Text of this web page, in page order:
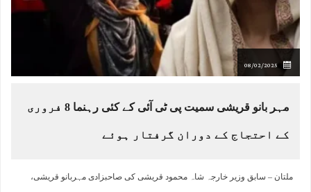
08/02/2025
مہر بانو قریشی سمیت پی ٹی آئی کے کئی رہنما 8 فروری
کے احتجاج کے دوران گرفتار ہوئے
ملتان – سابق وزیر خارجہ شاہ محمود قریشی کی صاحبزادی مہربانو قریشی،